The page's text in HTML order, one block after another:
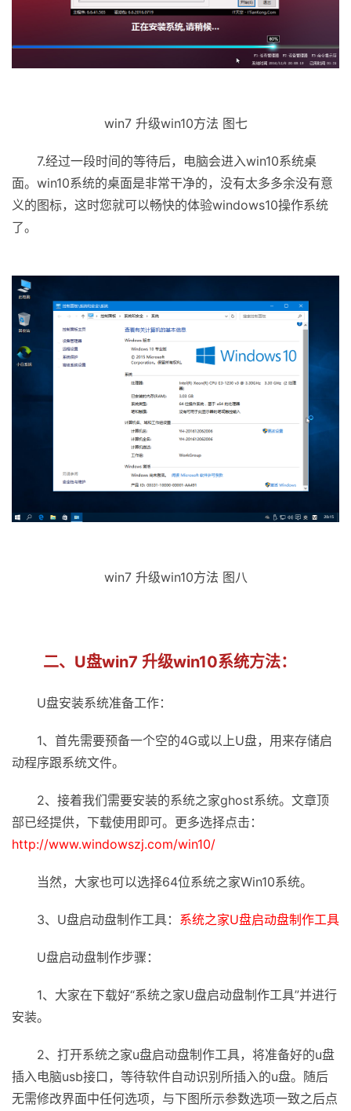
win7 升级win10方法 图七
7.经过一段时间的等待后，电脑会进入win10系统桌
面。win10系统的桌面是非常干净的，没有太多多余没有意
义的图标，这时您就可以畅快的体验windows10操作系统
了。
win7 升级win10方法 图八
二、U盘win7 升级win10系统方法：
U盘安装系统准备工作：
1、首先需要预备一个空的4G或以上U盘，用来存储启
动程序跟系统文件。
2、接着我们需要安装的系统之家ghost系统。文章顶
部已经提供，下载使用即可。更多选择点击：
http://www.windowszj.com/win10/
当然，大家也可以选择64位系统之家Win10系统。
3、U盘启动盘制作工具： 系统之家U盘启动盘制作工具
U盘启动盘制作步骤：
1、大家在下载好“系统之家U盘启动盘制作工具”并进行
安装。
2、打开系统之家u盘启动盘制作工具，将准备好的u盘
插入电脑usb接口，等待软件自动识别所插入的u盘。随后
无需修改界面中任何选项，与下图所示参数选项一致之后点